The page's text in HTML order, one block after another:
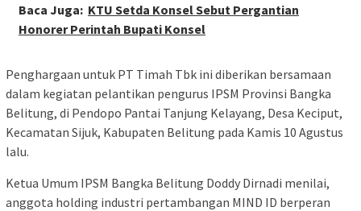
Baca Juga: ‎KTU Setda Konsel Sebut Pergantian
Honorer Perintah Bupati Konsel
Penghargaan untuk PT Timah Tbk ini diberikan bersamaan
dalam kegiatan pelantikan pengurus IPSM Provinsi Bangka
Belitung, di Pendopo Pantai Tanjung Kelayang, Desa Keciput,
Kecamatan Sijuk, Kabupaten Belitung pada Kamis 10 Agustus
lalu.
Ketua Umum IPSM Bangka Belitung Doddy Dirnadi menilai,
anggota holding industri pertambangan MIND ID berperan